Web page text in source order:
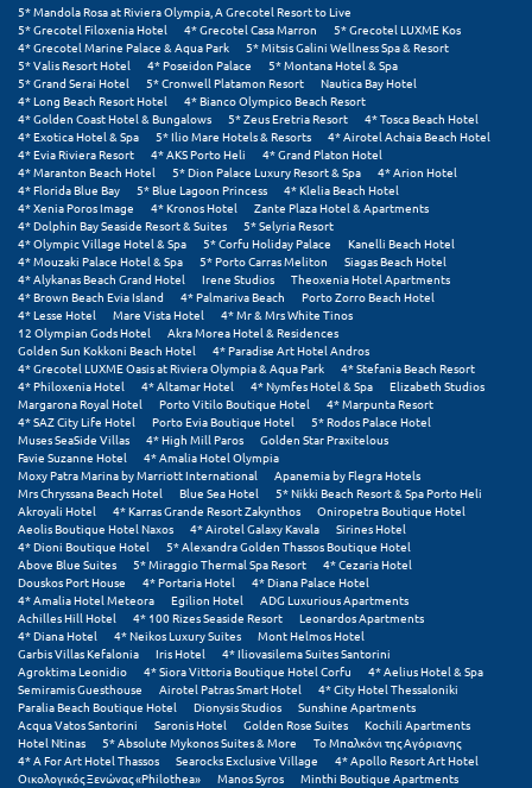
Μυτιλήνη
Ν
Νάξος
Νάουσα
Ναυπακτία
Ναύπλιο
Νέα Μάκρη
Νέα Στύρα Εύβοιας
Νέοι Πόροι Πιερίας
Ξ
Ξυλόκαστρο
Ο
Ορεινή Αρκαδία
Ορεινή Ναυπακτία
Π
Πάλαιρος
5* Mandola Rosa at Riviera Olympia, A Grecotel Resort to Live
5* Grecotel Filoxenia Hotel
4* Grecotel Casa Marron
5* Grecotel LUXME Kos
4* Grecotel Marine Palace & Aqua Park
5* Mitsis Galini Wellness Spa & Resort
5* Valis Resort Hotel
4* Poseidon Palace
5* Montana Hotel & Spa
5* Grand Serai Hotel
5* Cronwell Platamon Resort
Nautica Bay Hotel
4* Long Beach Resort Hotel
4* Bianco Olympico Beach Resort
4* Golden Coast Hotel & Bungalows
5* Zeus Eretria Resort
4* Tosca Beach Hotel
4* Exotica Hotel & Spa
5* Ilio Mare Hotels & Resorts
4* Airotel Achaia Beach Hotel
4* Evia Riviera Resort
4* AKS Porto Heli
4* Grand Platon Hotel
4* Maranton Beach Hotel
5* Dion Palace Luxury Resort & Spa
4* Arion Hotel
4* Florida Blue Bay
5* Blue Lagoon Princess
4* Klelia Beach Hotel
4* Xenia Poros Image
4* Kronos Hotel
Zante Plaza Hotel & Apartments
4* Dolphin Bay Seaside Resort & Suites
5* Selyria Resort
4* Olympic Village Hotel & Spa
5* Corfu Holiday Palace
Kanelli Beach Hotel
4* Mouzaki Palace Hotel & Spa
5* Porto Carras Meliton
Siagas Beach Hotel
4* Alykanas Beach Grand Hotel
Irene Studios
Theoxenia Hotel Apartments
4* Brown Beach Evia Island
4* Palmariva Beach
Porto Zorro Beach Hotel
4* Lesse Hotel
Mare Vista Hotel
4* Mr & Mrs White Tinos
12 Olympian Gods Hotel
Akra Morea Hotel & Residences
Golden Sun Kokkoni Beach Hotel
4* Paradise Art Hotel Andros
4* Grecotel LUXME Oasis at Riviera Olympia & Aqua Park
4* Stefania Beach Resort
4* Philoxenia Hotel
4* Altamar Hotel 4* Nymfes Hotel & Spa
Elizabeth Studios
Margarona Royal Hotel
Porto Vitilo Boutique Hotel
4* Marpunta Resort
4* SAZ City Life Hotel
Porto Evia Boutique Hotel
5* Rodos Palace Hotel
Muses SeaSide Villas
4* High Mill Paros
Golden Star Praxitelous
Favie Suzanne Hotel
4* Amalia Hotel Olympia
Moxy Patra Marina by Marriott International
Apanemia by Flegra Hotels
Mrs Chryssana Beach Hotel
Blue Sea Hotel
5* Nikki Beach Resort & Spa Porto Heli
Akroyali Hotel
4* Karras Grande Resort Zakynthos
Oniropetra Boutique Hotel
Aeolis Boutique Hotel Naxos
4* Airotel Galaxy Kavala
Sirines Hotel
4* Dioni Boutique Hotel
5* Alexandra Golden Thassos Boutique Hotel
Above Blue Suites
5* Miraggio Thermal Spa Resort
4* Cezaria Hotel
Douskos Port House
4* Portaria Hotel
4* Diana Palace Hotel
4* Amalia Hotel Meteora
Egilion Hotel
ADG Luxurious Apartments
Achilles Hill Hotel
4* 100 Rizes Seaside Resort
Leonardos Apartments
4* Diana Hotel
4* Neikos Luxury Suites
Mont Helmos Hotel
Garbis Villas Kefalonia
Iris Hotel
4* Iliovasilema Suites Santorini
Agroktima Leonidio
4* Siora Vittoria Boutique Hotel Corfu
4* Aelius Hotel & Spa
Semiramis Guesthouse
Airotel Patras Smart Hotel
4* City Hotel Thessaloniki
Paralia Beach Boutique Hotel
Dionysis Studios
Sunshine Apartments
Acqua Vatos Santorini
Saronis Hotel Golden Rose Suites
Kochili Apartments
Hotel Ntinas
5* Absolute Mykonos Suites & More
Το Μπαλκόνι της Αγόριανης
4* A For Art Hotel Thassos
Searocks Exclusive Village
4* Apollo Resort Art Hotel
Οικολογικός Ξενώνας «Philothea»
Manos Syros
Minthi Boutique Apartments